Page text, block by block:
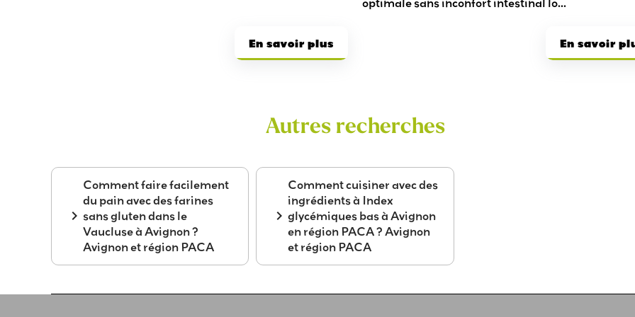
En savoir plus En savoir
Autres recherches
navigate_next
Comment faire facilement
du pain avec des farines
sans gluten dans le
Vaucluse à Avignon ?
Avignon et région PACA
navigate_next
Comment cuisiner avec des
ingrédients à Index
glycémiques bas à Avignon
en région PACA ? Avignon
et région PACA